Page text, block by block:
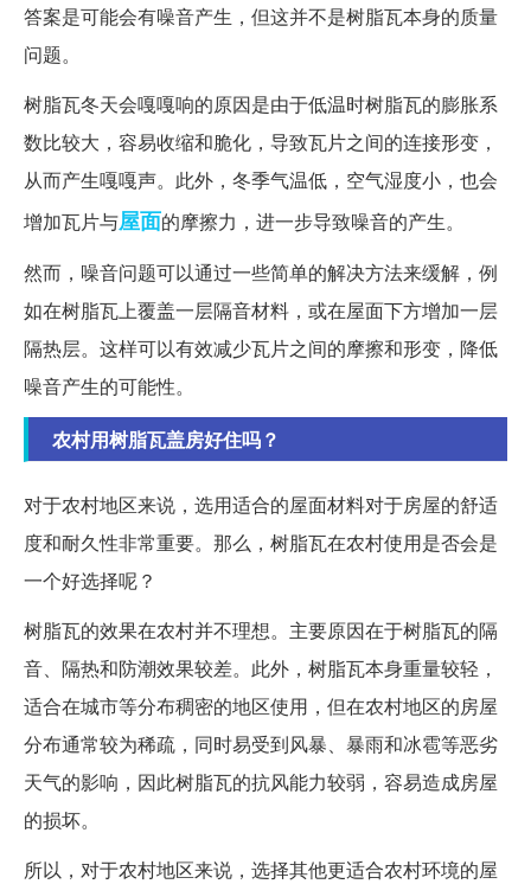
答案是可能会有噪音产生，但这并不是树脂瓦本身的质量
问题。
树脂瓦冬天会嘎嘎响的原因是由于低温时树脂瓦的膨胀系
数比较大，容易收缩和脆化，导致瓦片之间的连接形变，
从而产生嘎嘎声。此外，冬季气温低，空气湿度小，也会
增加瓦片与屋面的摩擦力，进一步导致噪音的产生。
然而，噪音问题可以通过一些简单的解决方法来缓解，例
如在树脂瓦上覆盖一层隔音材料，或在屋面下方增加一层
隔热层。这样可以有效减少瓦片之间的摩擦和形变，降低
噪音产生的可能性。
农村用树脂瓦盖房好住吗？
对于农村地区来说，选用适合的屋面材料对于房屋的舒适
度和耐久性非常重要。那么，树脂瓦在农村使用是否会是
一个好选择呢？
树脂瓦的效果在农村并不理想。主要原因在于树脂瓦的隔
音、隔热和防潮效果较差。此外，树脂瓦本身重量较轻，
适合在城市等分布稠密的地区使用，但在农村地区的房屋
分布通常较为稀疏，同时易受到风暴、暴雨和冰雹等恶劣
天气的影响，因此树脂瓦的抗风能力较弱，容易造成房屋
的损坏。
所以，对于农村地区来说，选择其他更适合农村环境的屋